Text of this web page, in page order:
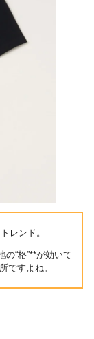
トレンド。
“格”**が効いて
ですよね。